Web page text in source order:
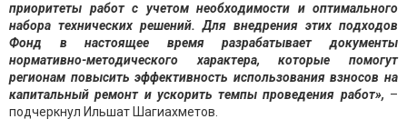
приоритеты работ с учетом необходимости и оптимального
набора технических решений. Для внедрения этих подходов
Фонд в настоящее время разрабатывает документы
нормативно-методического характера, которые помогут
регионам повысить эффективность использования взносов на
капитальный ремонт и ускорить темпы проведения работ», –
подчеркнул Ильшат Шагиахметов.